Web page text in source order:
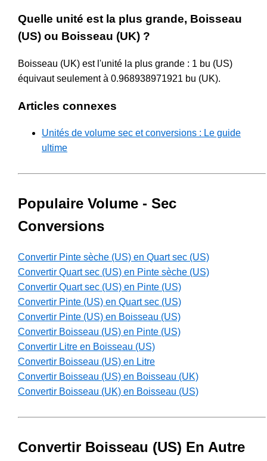
Quelle unité est la plus grande, Boisseau
(US) ou Boisseau (UK) ?
Boisseau (UK) est l'unité la plus grande : 1 bu (US)
équivaut seulement à 0.968938971921 bu (UK).
Articles connexes
Unités de volume sec et conversions : Le guide
ultime
Populaire Volume - Sec
Conversions
Convertir Pinte sèche (US) en Quart sec (US)
Convertir Quart sec (US) en Pinte sèche (US)
Convertir Quart sec (US) en Pinte (US)
Convertir Pinte (US) en Quart sec (US)
Convertir Pinte (US) en Boisseau (US)
Convertir Boisseau (US) en Pinte (US)
Convertir Litre en Boisseau (US)
Convertir Boisseau (US) en Litre
Convertir Boisseau (US) en Boisseau (UK)
Convertir Boisseau (UK) en Boisseau (US)
Convertir Boisseau (US) En Autre